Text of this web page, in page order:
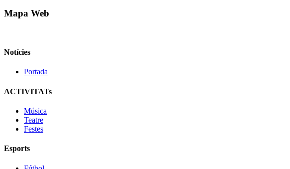
Mapa Web
Notícies
Portada
ACTIVITATs
Música
Teatre
Festes
Esports